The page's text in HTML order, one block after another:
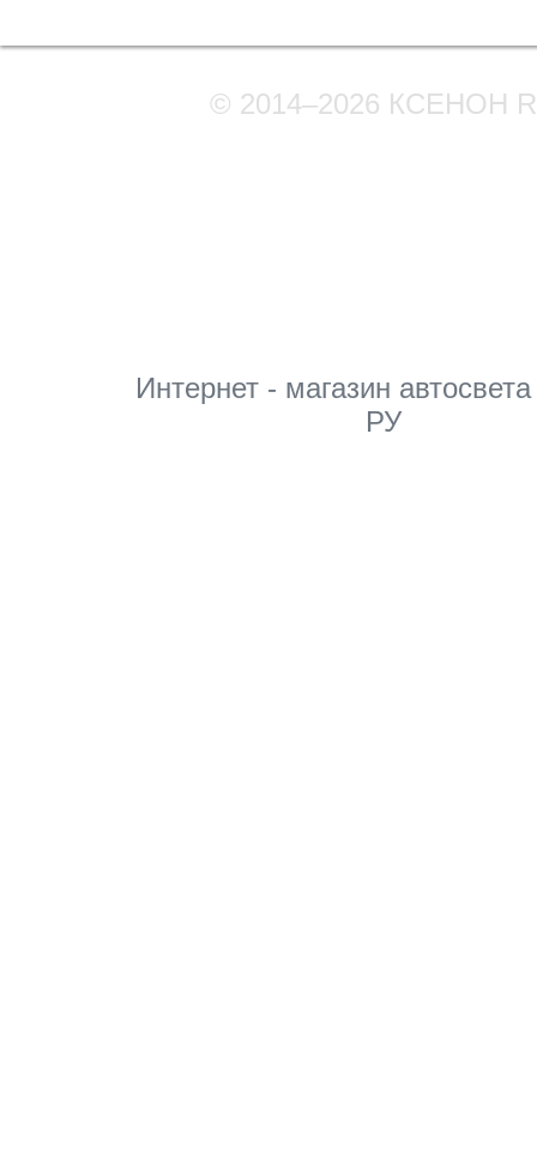
© 2014–2026 КСЕНОН
Интернет - магазин
РУ